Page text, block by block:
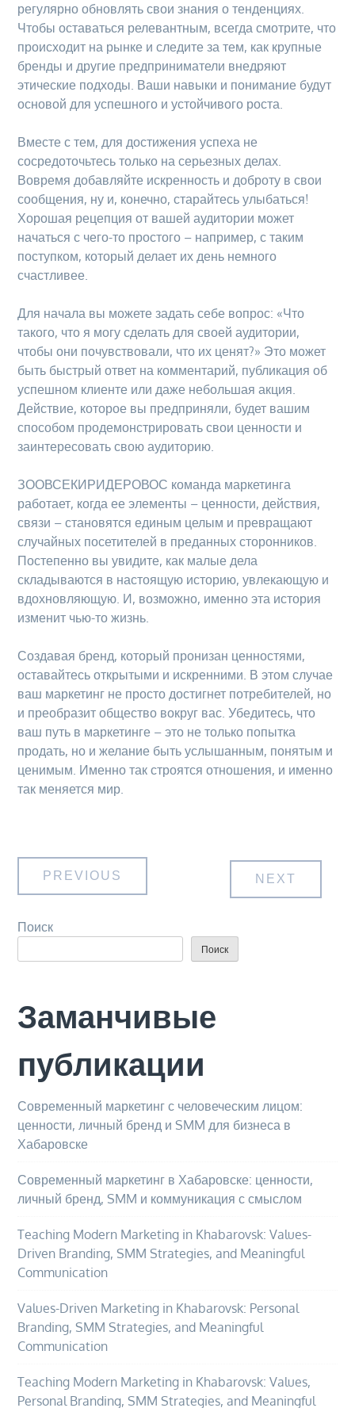
регулярно обновлять свои знания о тенденциях.
Чтобы оставаться релевантным, всегда смотрите, что
происходит на рынке и следите за тем, как крупные
бренды и другие предприниматели внедряют
этические подходы. Ваши навыки и понимание будут
основой для успешного и устойчивого роста.
Вместе с тем, для достижения успеха не
сосредоточьтесь только на серьезных делах.
Вовремя добавляйте искренность и доброту в свои
сообщения, ну и, конечно, старайтесь улыбаться!
Хорошая рецепция от вашей аудитории может
начаться с чего-то простого – например, с таким
поступком, который делает их день немного
счастливее.
Для начала вы можете задать себе вопрос: «Что
такого, что я могу сделать для своей аудитории,
чтобы они почувствовали, что их ценят?» Это может
быть быстрый ответ на комментарий, публикация об
успешном клиенте или даже небольшая акция.
Действие, которое вы предприняли, будет вашим
способом продемонстрировать свои ценности и
заинтересовать свою аудиторию.
ЗООВСЕКИРИДЕРОВОС команда маркетинга
работает, когда ее элементы – ценности, действия,
связи – становятся единым целым и превращают
случайных посетителей в преданных сторонников.
Постепенно вы увидите, как малые дела
складываются в настоящую историю, увлекающую и
вдохновляющую. И, возможно, именно эта история
изменит чью-то жизнь.
Создавая бренд, который пронизан ценностями,
оставайтесь открытыми и искренними. В этом случае
ваш маркетинг не просто достигнет потребителей, но
и преобразит общество вокруг вас. Убедитесь, что
ваш путь в маркетинге – это не только попытка
продать, но и желание быть услышанным, понятым и
ценимым. Именно так строятся отношения, и именно
так меняется мир.
Навигация
по
PREVIOUS NEXT
Поиск
Поиск
Заманчивые
публикации
Современный маркетинг с человеческим лицом:
ценности, личный бренд и SMM для бизнеса в
Хабаровске
Современный маркетинг в Хабаровске: ценности,
личный бренд, SMM и коммуникация с смыслом
Teaching Modern Marketing in Khabarovsk: Values-
Driven Branding, SMM Strategies, and Meaningful
Communication
Values-Driven Marketing in Khabarovsk: Personal
Branding, SMM Strategies, and Meaningful
Communication
Teaching Modern Marketing in Khabarovsk: Values,
Personal Branding, SMM Strategies, and Meaningful